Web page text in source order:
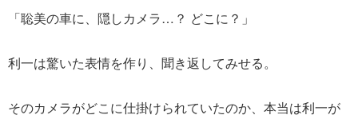
「聡美の車に、隠しカメラ…？ どこに？」
利一は驚いた表情を作り、聞き返してみせる。
そのカメラがどこに仕掛けられていたのか、本当は利一が